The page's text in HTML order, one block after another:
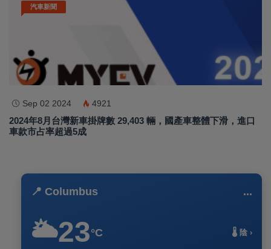
汽車新聞
Sep 02 2024 4921
2024年8月台灣新車掛牌數 29,403 輛，國產車整體下滑，進口
車款市占率超過5成
📍 Columbus ...
🌥️23°C 🌡️ 陰 ›